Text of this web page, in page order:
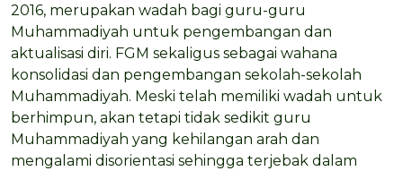
2016, merupakan wadah bagi guru-guru
Muhammadiyah untuk pengembangan dan
aktualisasi diri. FGM sekaligus sebagai wahana
konsolidasi dan pengembangan sekolah-sekolah
Muhammadiyah. Meski telah memiliki wadah untuk
berhimpun, akan tetapi tidak sedikit guru
Muhammadiyah yang kehilangan arah dan
mengalami disorientasi sehingga terjebak dalam